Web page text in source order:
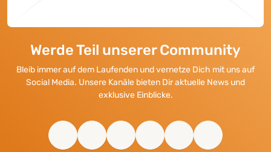
Werde Teil unserer Community
Bleib immer auf dem Laufenden und vernetze Dich mit uns auf
Social Media. Unsere Kanäle bieten Dir aktuelle News und
exklusive Einblicke.